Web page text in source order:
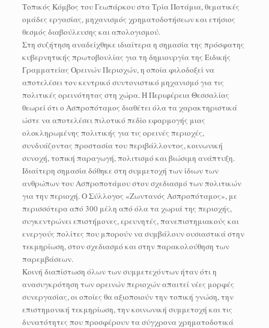
Τοπικός Κόμβος του Γεωπάρκου στα Τρία Ποτάμια, θεματικές
ομάδες εργασίας, μηχανισμός χρηματοδοτήσεων και ετήσιος
θεσμός διαβούλευσης και απολογισμού.
Στη συζήτηση αναδείχθηκε ιδιαίτερα η σημασία της πρόσφατης
κυβερνητικής πρωτοβουλίας για τη δημιουργία της Ειδικής
Γραμματείας Ορεινών Περιοχών, η οποία φιλοδοξεί να
αποτελέσει τον κεντρικό συντονιστικό μηχανισμό για τις
πολιτικές ορεινότητας στη χώρα. Η Περιφέρεια Θεσσαλίας
θεωρεί ότι ο Ασπροπόταμος διαθέτει όλα τα χαρακτηριστικά
ώστε να αποτελέσει πιλοτικό πεδίο εφαρμογής μιας
ολοκληρωμένης πολιτικής για τις ορεινές περιοχές,
συνδυάζοντας προστασία του περιβάλλοντος, κοινωνική
συνοχή, τοπική παραγωγή, πολιτισμό και βιώσιμη ανάπτυξη.
Ιδιαίτερη σημασία δόθηκε στη συμμετοχή των ίδιων των
ανθρώπων του Ασπροποτάμου στον σχεδιασμό των πολιτικών
για την περιοχή. Ο Σύλλογος «Ζωντανός Ασπροπόταμος», με
περισσότερα από 300 μέλη από όλα τα χωριά της περιοχής,
συγκεντρώνει επιστήμονες, ερευνητές, πανεπιστημιακούς και
ενεργούς πολίτες που μπορούν να συμβάλουν ουσιαστικά στην
τεκμηρίωση, στον σχεδιασμό και στην παρακολούθηση των
παρεμβάσεων.
Κοινή διαπίστωση όλων των συμμετεχόντων ήταν ότι η
ανασυγκρότηση των ορεινών περιοχών απαιτεί νέες μορφές
συνεργασίας, οι οποίες θα αξιοποιούν την τοπική γνώση, την
επιστημονική τεκμηρίωση, την κοινωνική συμμετοχή και τις
δυνατότητες που προσφέρουν τα σύγχρονα χρηματοδοτικά